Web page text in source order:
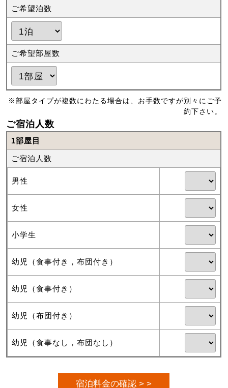
ご希望泊数
ご希望部屋数
※部屋タイプが複数にわたる場合は、お手数ですが別々にご予
約下さい。
ご宿泊人数
1部屋目
ご宿泊人数
男性
女性
小学生
幼児（食事付き，布団付き）
幼児（食事付き）
幼児（布団付き）
幼児（食事なし，布団なし）
宿泊料金の確認 > >